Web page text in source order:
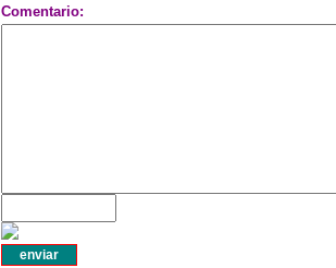
Comentario: